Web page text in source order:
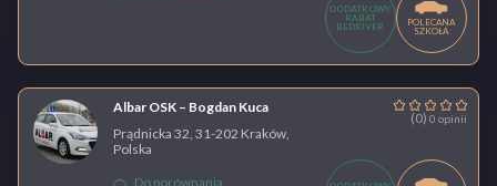
DODATKOWY
RABAT
BEDRIVER
POLECANA
SZKOŁA
Albar OSK – Bogdan Kuca
(0) 0 opinii
Prądnicka 32, 31-202 Kraków,
Polska
Do porównania